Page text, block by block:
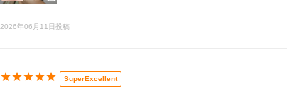
2026年06月11日投稿
★★★★★ SuperExcellent